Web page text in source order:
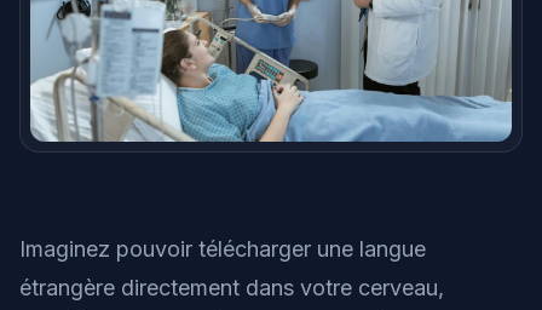
Imaginez pouvoir télécharger une langue
étrangère directement dans votre cerveau,